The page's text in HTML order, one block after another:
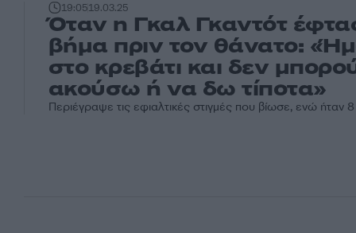
19:0519.03.25
Όταν η Γκαλ Γκαντότ
βήμα πριν τον θάνατο:
στο κρεβάτι και δεν
ακούσω ή να δω τίποτα»
Περιέγραψε τις εφιαλτικές στιγμές που βίωσε, ενώ ήταν